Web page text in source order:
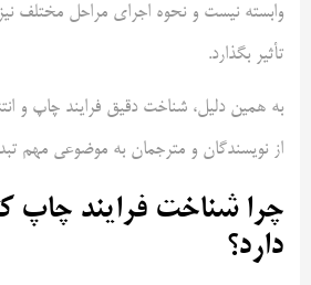
وابسته نیست و نحوه اجرای مراحل مختلف نیز
تأثیر بگذارد.
به همین دلیل، شناخت دقیق فرایند چاپ و
از نویسندگان و مترجمان به موضوعی مهم
چرا شناخت فرایند چاپ
دارد؟